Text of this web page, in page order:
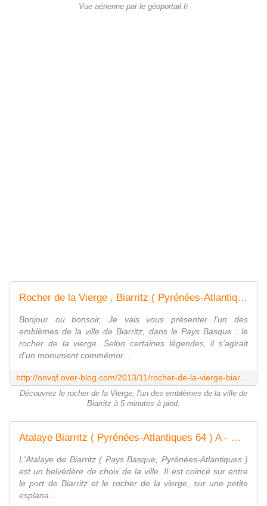
Vue aérienne par le géoportail.fr
Rocher de la Vierge , Biarritz ( Pyrénées-Atlantiques 64 ) A - ONVQF.over-blog.com
Bonjour ou bonsoir, Je vais vous présenter l'un des
emblèmes de la ville de Biarritz, dans le Pays Basque : le
rocher de la vierge. Selon certaines légendes, il s'agirait
d'un monument commémor...
Découvrez le rocher de la Vierge, l'un des emblèmes de la ville de
Biarritz à 5 minutes à pied.
Atalaye Biarritz ( Pyrénées-Atlantiques 64 ) A - ONVQF.over-blog.com
L'Atalaye de Biarritz ( Pays Basque, Pyrénées-Atlantiques )
est un belvédère de choix de la ville. Il est coincé sur entre
le port de Biarritz et le rocher de la vierge, sur une petite
esplana...